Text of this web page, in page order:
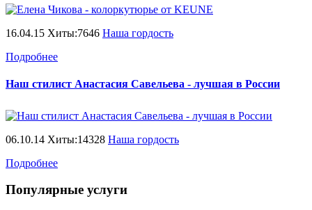
16.04.15 Хиты:7646 Наша гордость
Подробнее
Наш стилист Анастасия Савельева - лучшая в России
06.10.14 Хиты:14328 Наша гордость
Подробнее
Популярные услуги